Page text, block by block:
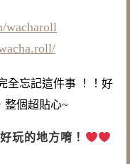
wacharoll
全忘記這件事 ！！ 好
整個超貼心~
玩的地方唷 ！